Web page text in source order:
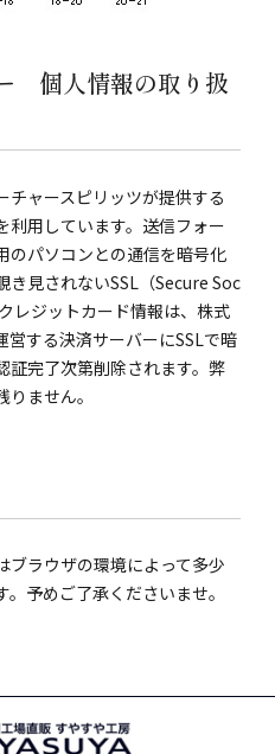
個人情報の取り扱
チャースピリッツが提供する
利用しています。送信フォー
のパソコンとの通信を暗号化
見されないSSL（Secure Soc
レジットカード情報は、株式
する決済サーバーにSSLで暗
証完了次第削除されます。弊
ません。
ブラウザの環境によって多少
予めご了承くださいませ。